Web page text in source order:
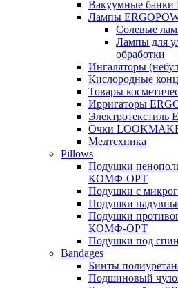
Вакуумные
Лампы
Солевые
Лампы для
обработки
Ингаляторы
Кислородные
Товары
Ирригаторы
Электротекстиль
Очки
Медтехника
Pillows
Подушки
КОМФ-ОРТ
Подушки с
Подушки
Подушки
КОМФ-ОРТ
Подушки под
Bandages
Бинты
Подшиновый